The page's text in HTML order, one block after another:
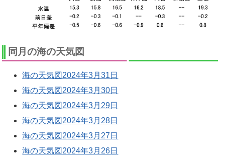
同月の海の天気図
海の天気図2024年3月31日
海の天気図2024年3月30日
海の天気図2024年3月29日
海の天気図2024年3月28日
海の天気図2024年3月27日
海の天気図2024年3月26日